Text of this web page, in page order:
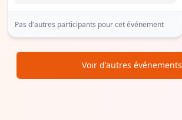
Pas d'autres participants pour cet événement
Voir d'autres événements